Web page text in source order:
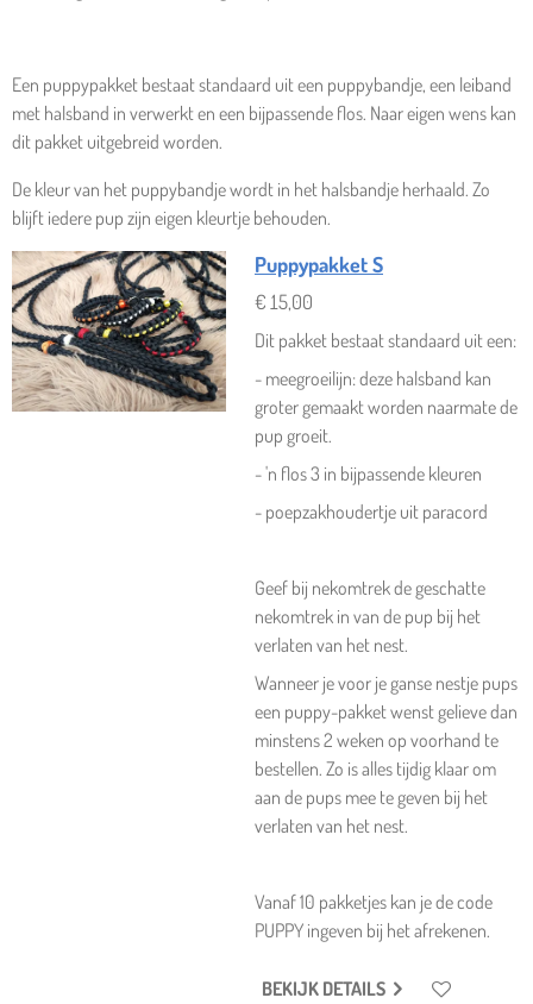
Een puppypakket bestaat standaard uit een puppybandje, een leiband
met halsband in verwerkt en een bijpassende flos. Naar eigen wens kan
dit pakket uitgebreid worden.
De kleur van het puppybandje wordt in het halsbandje herhaald. Zo
blijft iedere pup zijn eigen kleurtje behouden.
Puppypakket S
€ 15,00
Dit pakket bestaat standaard uit een:
- meegroeilijn: deze halsband kan
groter gemaakt worden naarmate de
pup groeit.
- 'n flos 3 in bijpassende kleuren
- poepzakhoudertje uit paracord
Geef bij nekomtrek de geschatte
nekomtrek in van de pup bij het
verlaten van het nest.
Wanneer je voor je ganse nestje pups
een puppy-pakket wenst gelieve dan
minstens 2 weken op voorhand te
bestellen. Zo is alles tijdig klaar om
aan de pups mee te geven bij het
verlaten van het nest.
Vanaf 10 pakketjes kan je de code
PUPPY ingeven bij het afrekenen.
BEKIJK DETAILS